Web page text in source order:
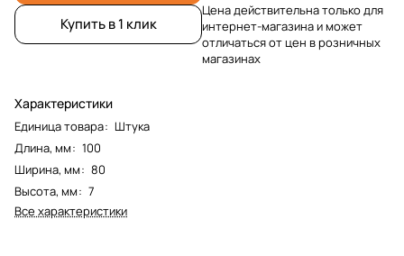
Купить в 1 клик
Характеристики
Единица товара: Штука
Длина, мм: 100
Ширина, мм: 80
Высота, мм: 7
Все характеристики
Цена действительна только для
интернет-магазина и может
отличаться от цен в розничных
магазинах